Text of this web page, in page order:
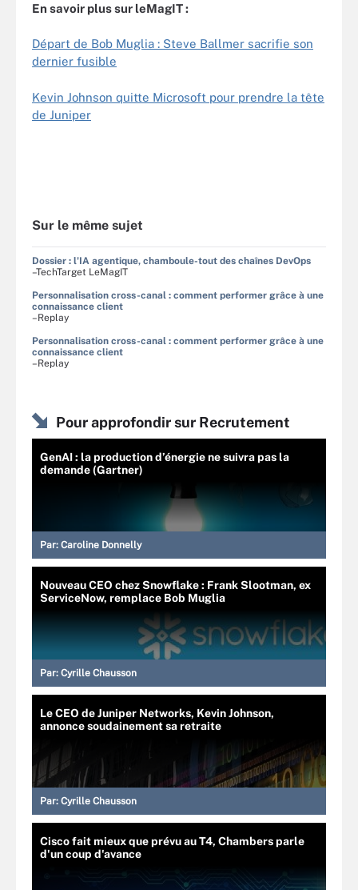
En savoir plus sur leMagIT :
Départ de Bob Muglia : Steve Ballmer sacrifie son
dernier fusible
Kevin Johnson quitte Microsoft pour prendre la tête
de Juniper
Sur le même sujet
Dossier : l'IA agentique, chamboule-tout des chaînes DevOps
–TechTarget LeMagIT
Personnalisation cross-canal : comment performer grâce à une
connaissance client
–Replay
Personnalisation cross-canal : comment performer grâce à une
connaissance client
–Replay
Pour approfondir sur Recrutement
GenAI : la production d’énergie ne suivra pas la
demande (Gartner)
Par: Caroline Donnelly
Nouveau CEO chez Snowflake : Frank Slootman, ex
ServiceNow, remplace Bob Muglia
Par: Cyrille Chausson
Le CEO de Juniper Networks, Kevin Johnson,
annonce soudainement sa retraite
Par: Cyrille Chausson
Cisco fait mieux que prévu au T4, Chambers parle
d'un coup d'avance